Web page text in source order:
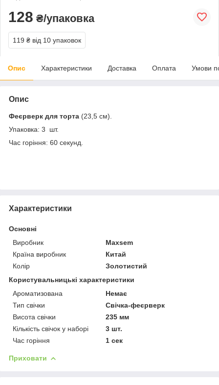
128 ₴/упаковка
119 ₴ від 10 упаковок
Опис Характеристики Доставка Оплата Умови
Опис
Феєрверк для торта (23,5 см).
Упаковка: 3 шт.
Час горіння: 60 секунд.
Характеристики
Основні
Виробник
Maxsem
Країна виробник
Китай
Колір
Золотистий
Користувальницькі характеристики
Ароматизована
Немає
Тип свічки
Свічка-феєрверк
Висота свічки
235 мм
Кількість свічок у наборі
3 шт.
Час горіння
1 сек
Приховати